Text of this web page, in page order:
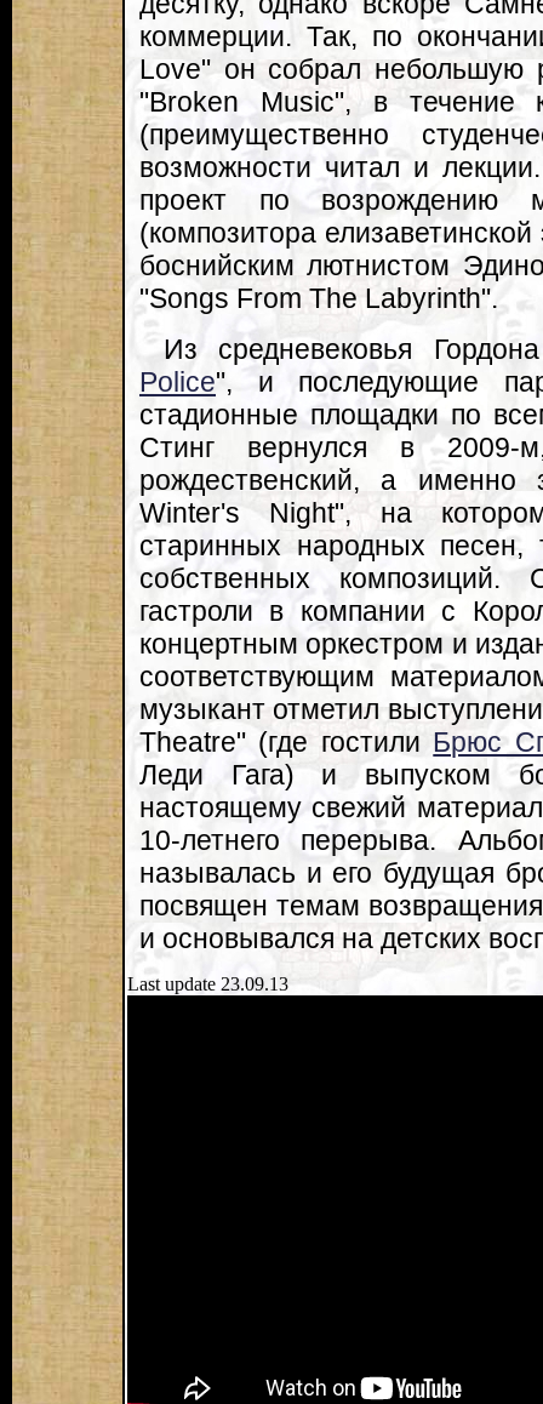
коммерции. Так, по
Love" он собрал небольшую
"Broken Music", в течение
(преимущественно
возможности читал и
проект по возрождению
(композитора
боснийским лютнистом
"Songs From The Labyrinth".
Из средневековья
Police", и последующие
стадионные площадки по
Стинг вернулся в 2009-
рождественский, а
Winter's Night", на
старинных народных песен,
собственных
гастроли в компании с
концертным оркестром и
соответствующим
музыкант отметил
Theatre" (где гостили Брюс
Леди Гага) и выпуском
настоящему свежий
10-летнего перерыва.
называлась и его будущая
посвящен темам
и основывался на детских
Last update 23.09.13